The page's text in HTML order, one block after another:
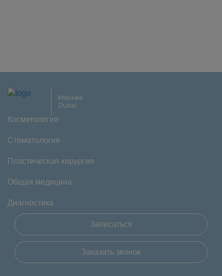
Косметология
Стоматология
Пластическая хирургия
Общая медицина
Диагностика
Записаться
Заказать звонок